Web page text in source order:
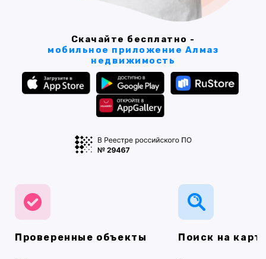
Скачайте бесплатно -
мобильное приложение Алмаз
недвижимость
Проверенные объекты Поиск на